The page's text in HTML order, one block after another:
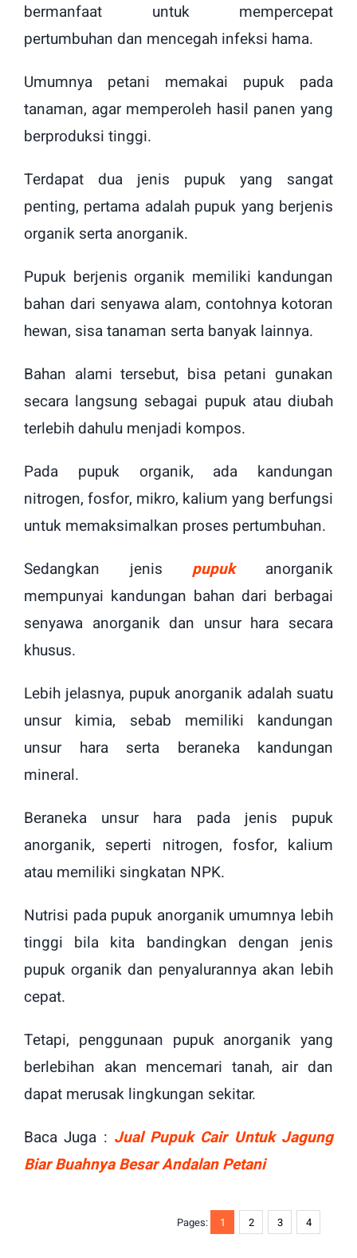
bermanfaat untuk mempercepat
pertumbuhan dan mencegah infeksi hama.
Umumnya petani memakai pupuk pada
tanaman, agar memperoleh hasil panen yang
berproduksi tinggi.
Terdapat dua jenis pupuk yang sangat
penting, pertama adalah pupuk yang berjenis
organik serta anorganik.
Pupuk berjenis organik memiliki kandungan
bahan dari senyawa alam, contohnya kotoran
hewan, sisa tanaman serta banyak lainnya.
Bahan alami tersebut, bisa petani gunakan
secara langsung sebagai pupuk atau diubah
terlebih dahulu menjadi kompos.
Pada pupuk organik, ada kandungan
nitrogen, fosfor, mikro, kalium yang berfungsi
untuk memaksimalkan proses pertumbuhan.
Sedangkan jenispupukanorganik
mempunyai kandungan bahan dari berbagai
senyawa anorganik dan unsur hara secara
khusus.
Lebih jelasnya, pupuk anorganik adalah suatu
unsur kimia, sebab memiliki kandungan
unsur hara serta beraneka kandungan
mineral.
Beraneka unsur hara pada jenis pupuk
anorganik, seperti nitrogen, fosfor, kalium
atau memiliki singkatan NPK.
Nutrisi pada pupuk anorganik umumnya lebih
tinggi bila kita bandingkan dengan jenis
pupuk organik dan penyalurannya akan lebih
cepat.
Tetapi, penggunaan pupuk anorganik yang
berlebihan akan mencemari tanah, air dan
dapat merusak lingkungan sekitar.
Baca Juga : Jual Pupuk Cair Untuk Jagung
Biar Buahnya Besar Andalan Petani
Pages: 1 2 3 4